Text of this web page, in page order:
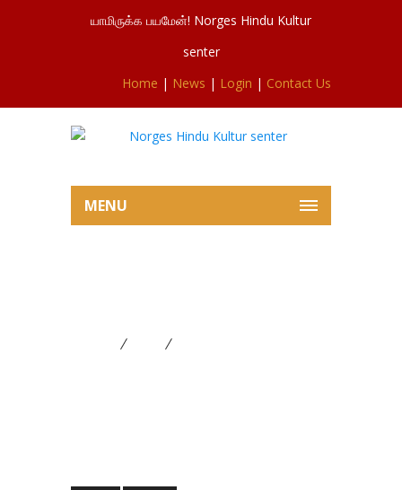
யாமிருக்க பயமேன்! Norges Hindu Kultur
senter
Home | News | Login | Contact Us
MENU